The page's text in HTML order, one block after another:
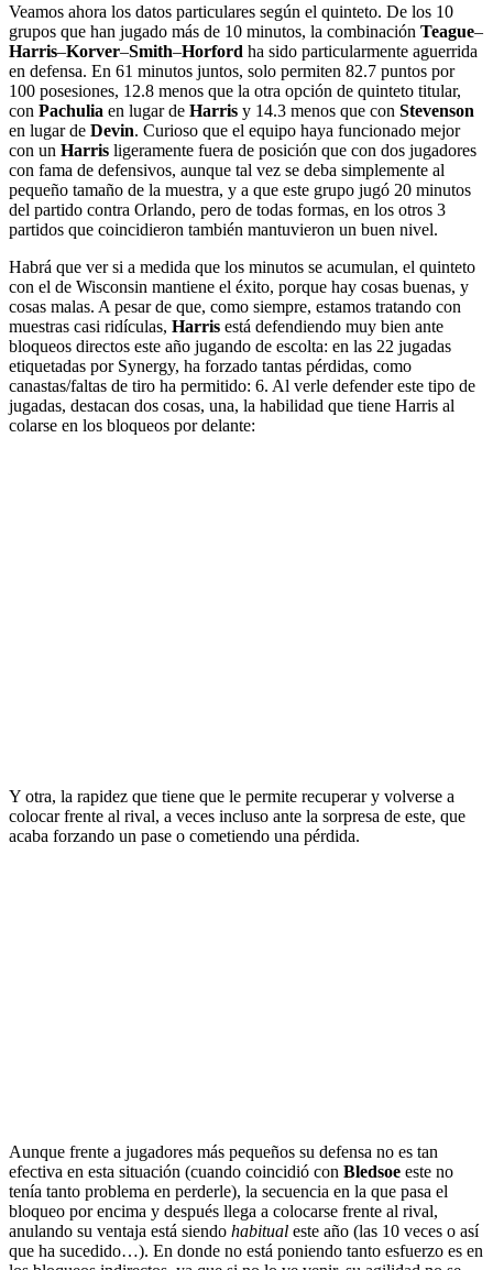
Veamos ahora los datos particulares según el quinteto. De los 10
grupos que han jugado más de 10 minutos, la combinación Teague–
Harris–Korver–Smith–Horford ha sido particularmente aguerrida
en defensa. En 61 minutos juntos, solo permiten 82.7 puntos por
100 posesiones, 12.8 menos que la otra opción de quinteto titular,
con Pachulia en lugar de Harris y 14.3 menos que con Stevenson
en lugar de Devin. Curioso que el equipo haya funcionado mejor
con un Harris ligeramente fuera de posición que con dos jugadores
con fama de defensivos, aunque tal vez se deba simplemente al
pequeño tamaño de la muestra, y a que este grupo jugó 20 minutos
del partido contra Orlando, pero de todas formas, en los otros 3
partidos que coincidieron también mantuvieron un buen nivel.
Habrá que ver si a medida que los minutos se acumulan, el quinteto
con el de Wisconsin mantiene el éxito, porque hay cosas buenas, y
cosas malas. A pesar de que, como siempre, estamos tratando con
muestras casi ridículas, Harris está defendiendo muy bien ante
bloqueos directos este año jugando de escolta: en las 22 jugadas
etiquetadas por Synergy, ha forzado tantas pérdidas, como
canastas/faltas de tiro ha permitido: 6. Al verle defender este tipo de
jugadas, destacan dos cosas, una, la habilidad que tiene Harris al
colarse en los bloqueos por delante:
Y otra, la rapidez que tiene que le permite recuperar y volverse a
colocar frente al rival, a veces incluso ante la sorpresa de este, que
acaba forzando un pase o cometiendo una pérdida.
Aunque frente a jugadores más pequeños su defensa no es tan
efectiva en esta situación (cuando coincidió con Bledsoe este no
tenía tanto problema en perderle), la secuencia en la que pasa el
bloqueo por encima y después llega a colocarse frente al rival,
anulando su ventaja está siendo habitual este año (las 10 veces o así
que ha sucedido…). En donde no está poniendo tanto esfuerzo es en